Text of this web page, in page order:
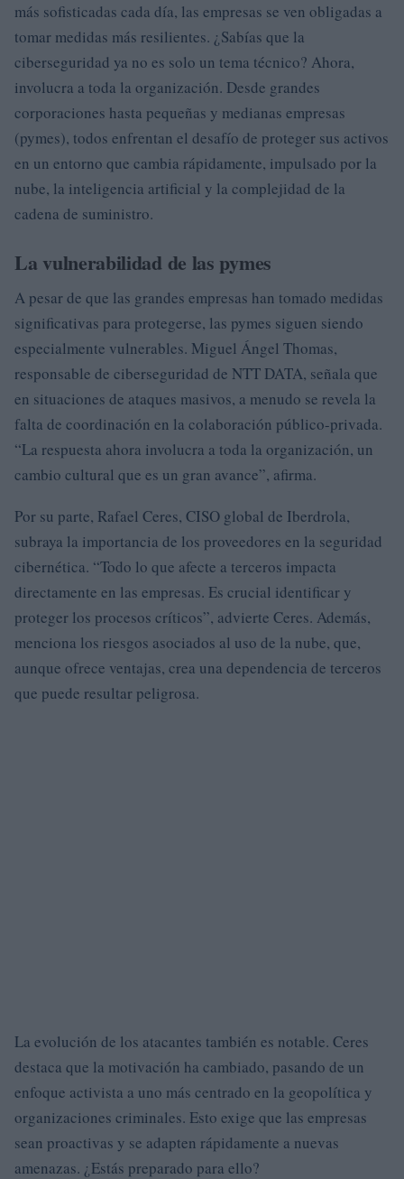
más sofisticadas cada día, las empresas se ven obligadas a
tomar medidas más resilientes. ¿Sabías que la
ciberseguridad ya no es solo un tema técnico? Ahora,
involucra a toda la organización. Desde grandes
corporaciones hasta pequeñas y medianas empresas
(pymes), todos enfrentan el desafío de proteger sus activos
en un entorno que cambia rápidamente, impulsado por la
nube, la inteligencia artificial y la complejidad de la
cadena de suministro.
La vulnerabilidad de las pymes
A pesar de que las grandes empresas han tomado medidas
significativas para protegerse, las pymes siguen siendo
especialmente vulnerables. Miguel Ángel Thomas,
responsable de ciberseguridad de NTT DATA, señala que
en situaciones de ataques masivos, a menudo se revela la
falta de coordinación en la colaboración público-privada.
“La respuesta ahora involucra a toda la organización, un
cambio cultural que es un gran avance”, afirma.
Por su parte, Rafael Ceres, CISO global de Iberdrola,
subraya la importancia de los proveedores en la seguridad
cibernética. “Todo lo que afecte a terceros impacta
directamente en las empresas. Es crucial identificar y
proteger los procesos críticos”, advierte Ceres. Además,
menciona los riesgos asociados al uso de la nube, que,
aunque ofrece ventajas, crea una dependencia de terceros
que puede resultar peligrosa.
La evolución de los atacantes también es notable. Ceres
destaca que la motivación ha cambiado, pasando de un
enfoque activista a uno más centrado en la geopolítica y
organizaciones criminales. Esto exige que las empresas
sean proactivas y se adapten rápidamente a nuevas
amenazas. ¿Estás preparado para ello?